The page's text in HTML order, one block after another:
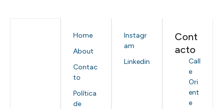
Home
About
Contac
to
Política
de
Instagr
am
Linkedin
Cont
acto
Call
e
Ori
ent
e